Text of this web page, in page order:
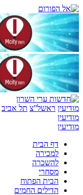
מודיעין ראשל”צ תל אביב
מודיעין
מודיעין
דף הבית
למכירה
להשכרה
מסחרי
הבית הפתוח
הדילים החמים